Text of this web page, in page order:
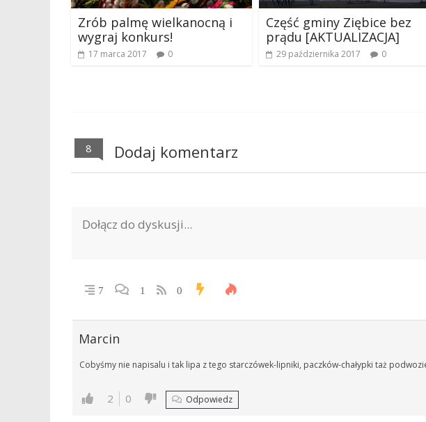
Zrób palmę wielkanocną i
wygraj konkurs!
17 marca 2017 0
Część gminy Ziębice bez
prądu [AKTUALIZACJA]
29 października 2017 0
8 Dodaj komentarz
7 1 0
Marcin
Cobyśmy nie napisalu i tak lipa z tego starczówek-lipniki, paczków-chałypki taż
2 0 Odpowiedz